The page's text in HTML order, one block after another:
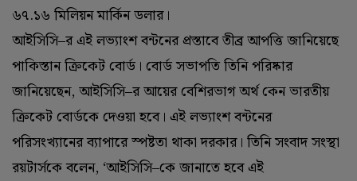
৬৭.১৬ মিলিয়ন মার্কিন ডলার।
আইসিসি–র এই লভ্যাংশ বন্টনের প্রস্তাবে তীব্র আপত্তি জানিয়েছে
পাকিস্তান ক্রিকেট বোর্ড। বোর্ড সভাপতি তিনি পরিষ্কার
জানিয়েছেন, আইসিসি–র আয়ের বেশিরভাগ অর্থ কেন ভারতীয়
ক্রিকেট বোর্ডকে দেওয়া হবে। এই লভ্যাংশ বন্টনের
পরিসংখ্যানের ব্যাপারে স্পষ্টতা থাকা দরকার। তিনি সংবাদ সংস্থা
রয়টার্সকে বলেন, ‘‌আইসিসি–কে জানাতে হবে এই